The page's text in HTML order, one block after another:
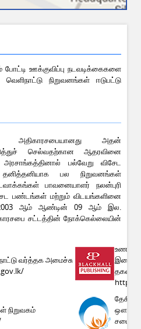
ஊக்குவிப்பு நடவடிக்கைகளை
நிறுவனங்கள் ஈடுபட்டு
அதிகாரசபையானது அதன்
செல்வதற்கான ஆதரவினை
பல்வேறு விசேட
பல நிறுவனங்கள்
பாவனையாளர் நலன்புரி
பண்டங்கள் மற்றும் விடயங்களினை
2003 ஆம் ஆண்டின் 09 ஆம் இல.
சட்டத்தின் நோக்கெல்லையின்
வர்த்தக அமைச்சு
உணவுச்
இணைய
தகவல்
http://
தேசிய
சபை